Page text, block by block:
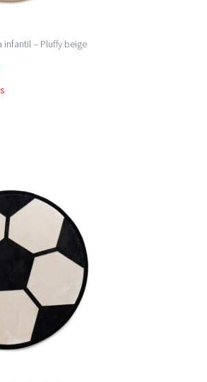
– Pluffy beige